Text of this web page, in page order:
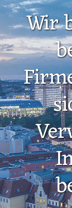
Wir